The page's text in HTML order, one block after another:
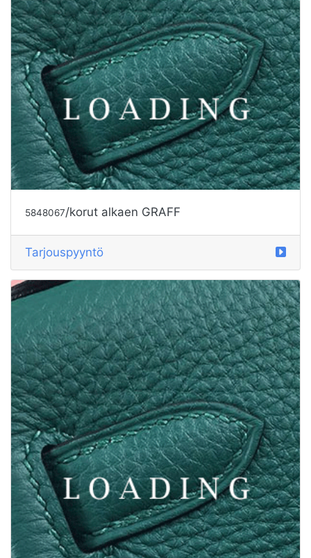
5848067/korut alkaen GRAFF
Tarjouspyyntö